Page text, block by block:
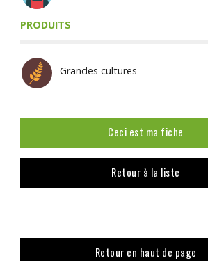
PRODUITS
Grandes cultures
Ceci est ma fiche
Retour à la liste
Retour en haut de page